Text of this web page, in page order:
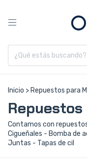
Inicio > Repuestos para
Contamos con
Cigueñales - Bomba de
Juntas - Tapas de cil